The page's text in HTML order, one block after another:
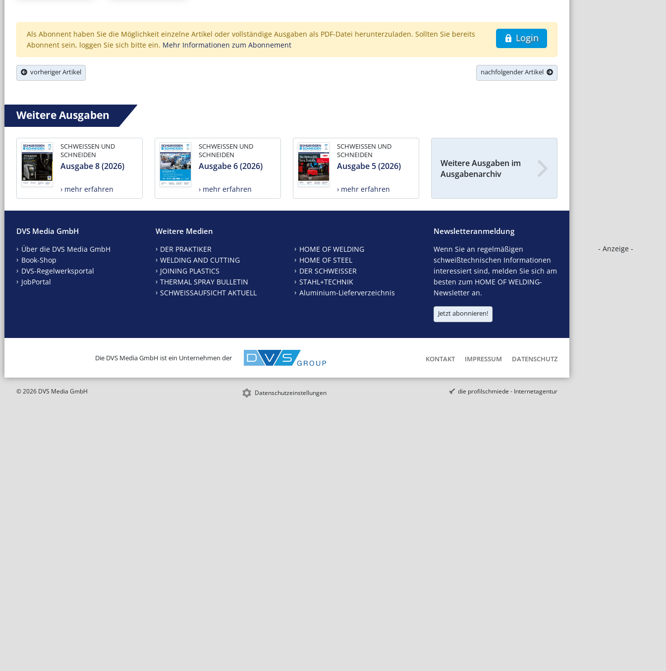
- Anzeige -
Login
Als Abonnent haben Sie die Möglichkeit einzelne Artikel oder vollständige Ausgaben als PDF-Datei herunterzuladen. Sollten Sie bereits
Abonnent sein, loggen Sie sich bitte ein. Mehr Informationen zum Abonnement
vorheriger Artikel nachfolgender Artikel
Weitere Ausgaben
SCHWEISSEN UND
SCHNEIDEN
Ausgabe 8 (2026)
› mehr erfahren
SCHWEISSEN UND
SCHNEIDEN
Ausgabe 6 (2026)
› mehr erfahren
SCHWEISSEN UND
SCHNEIDEN
Ausgabe 5 (2026)
› mehr erfahren
Weitere Ausgaben im
Ausgabenarchiv
DVS Media GmbH
Über die DVS Media GmbH
Book-Shop
DVS-Regelwerksportal
JobPortal
Weitere Medien
DER PRAKTIKER
WELDING AND CUTTING
JOINING PLASTICS
THERMAL SPRAY BULLETIN
SCHWEISSAUFSICHT AKTUELL
HOME OF WELDING
HOME OF STEEL
DER SCHWEISSER
STAHL+TECHNIK
Aluminium-Lieferverzeichnis
Newsletteranmeldung
Wenn Sie an regelmäßigen
schweißtechnischen Informationen
interessiert sind, melden Sie sich am
besten zum HOME OF WELDING-
Newsletter an.
Jetzt abonnieren!
Die DVS Media GmbH ist ein Unternehmen der KONTAKT IMPRESSUM DATENSCHUTZ
© 2026 DVS Media GmbH Datenschutzeinstellungen die profilschmiede - Internetagentur